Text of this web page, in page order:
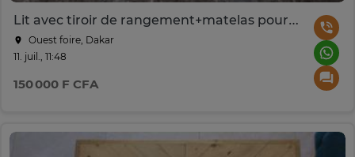
Lit avec tiroir de rangement+matelas pour enfant
Ouest foire, Dakar
11. juil., 11:48
150 000 F CFA